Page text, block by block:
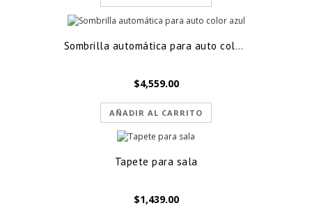
Sombrilla automática para auto color azul
$4,559.00
AÑADIR AL CARRITO
Tapete para sala
$1,439.00